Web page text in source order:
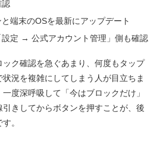
認
端末のOSを最新にアップデート
定 → 公式アカウント管理」側も確認
ク確認を急ぐあまり、何度もタップ
況を複雑にしてしまう人が目立ちま
度深呼吸して「今はブロックだけ」
引きしてからボタンを押すことが、後
。